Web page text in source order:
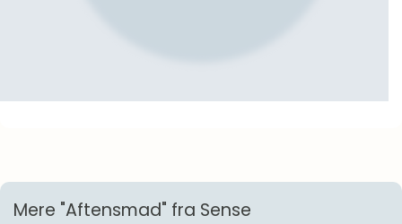
Mere "Aftensmad" fra Sense